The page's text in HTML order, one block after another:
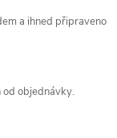
a ihned připraveno
objednávky.